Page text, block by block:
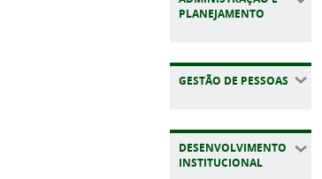
PLANEJAMENTO
GESTÃO DE PESSOAS
DESENVOLVIMENTO
INSTITUCIONAL